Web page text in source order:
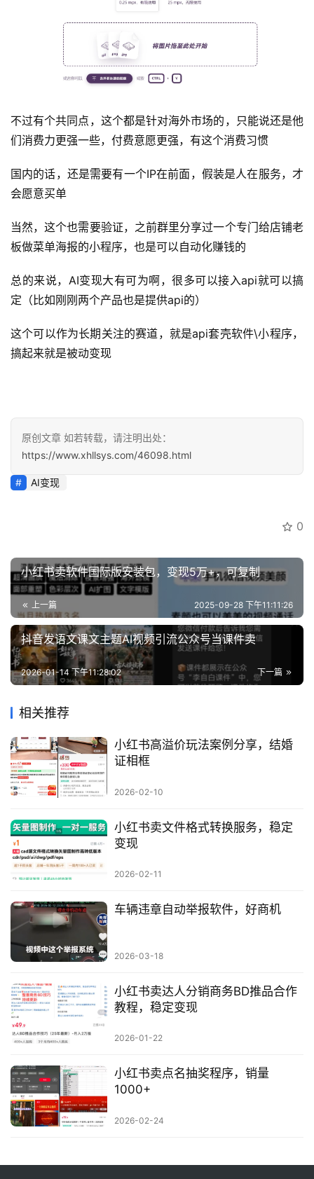
南
营
百
创
资
源
会
登录 注册
不过有个共同点，这个都是针对海外市场的，只能说还是他
们消费力更强一些，付费意愿更强，有这个消费习惯
国内的话，还是需要有一个IP在前面，假装是人在服务，才
会愿意买单
当然，这个也需要验证，之前群里分享过一个专门给店铺老
板做菜单海报的小程序，也是可以自动化赚钱的
总的来说，AI变现大有可为啊，很多可以接入api就可以搞
定（比如刚刚两个产品也是提供api的）
这个可以作为长期关注的赛道，就是api套壳软件\小程序，
搞起来就是被动变现
原创文章 如若转载，请注明出处：
https://www.xhllsys.com/46098.html
AI变现
0
小红书卖软件国际版安装包，变现5万+，可复制
上一篇 2025-09-28 下午11:11:26
抖音发语文课文主题AI视频引流公众号当课件卖
下一篇
2026-01-14 下午11:28:02
相关推荐
小红书高溢价玩法案例分享，结婚
证相框
2026-02-10
小红书卖文件格式转换服务，稳定
变现
2026-02-11
车辆违章自动举报软件，好商机
2026-03-18
小红书卖达人分销商务BD推品合作
教程，稳定变现
2026-01-22
小红书卖点名抽奖程序，销量
1000+
2026-02-24